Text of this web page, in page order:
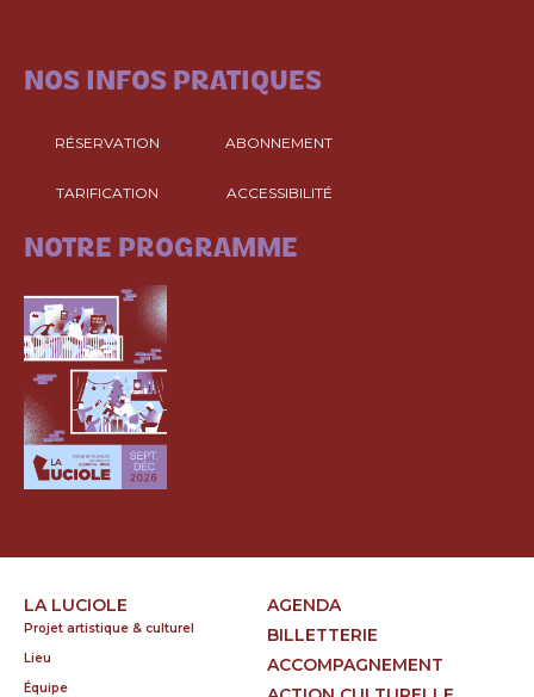
NOS INFOS PRATIQUES
RÉSERVATION ABONNEMENT
TARIFICATION ACCESSIBILITÉ
NOTRE PROGRAMME
LA LUCIOLE
Projet artistique & culturel
Lieu
Équipe
AGENDA
BILLETTERIE
ACCOMPAGNEMENT